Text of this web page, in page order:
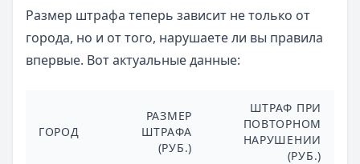
Размер штрафа теперь зависит не только от
города, но и от того, нарушаете ли вы правила
впервые. Вот актуальные данные:
ГОРОД
РАЗМЕР
ШТРАФА
(РУБ.)
ШТРАФ ПРИ
ПОВТОРНОМ
НАРУШЕНИИ
(РУБ.)